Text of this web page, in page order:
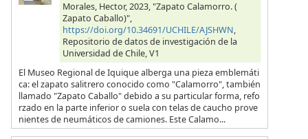
Morales, Hector, 2023, "Zapato Calamorro. (
Zapato Caballo)",
https://doi.org/10.34691/UCHILE/AJSHWN,
Repositorio de datos de investigación de la
Universidad de Chile, V1
El Museo Regional de Iquique alberga una pieza emblemáti
ca: el zapato salitrero conocido como "Calamorro", también
llamado "Zapato Caballo" debido a su particular forma, refo
rzado en la parte inferior o suela con telas de caucho prove
nientes de neumáticos de camiones. Este Calamo...